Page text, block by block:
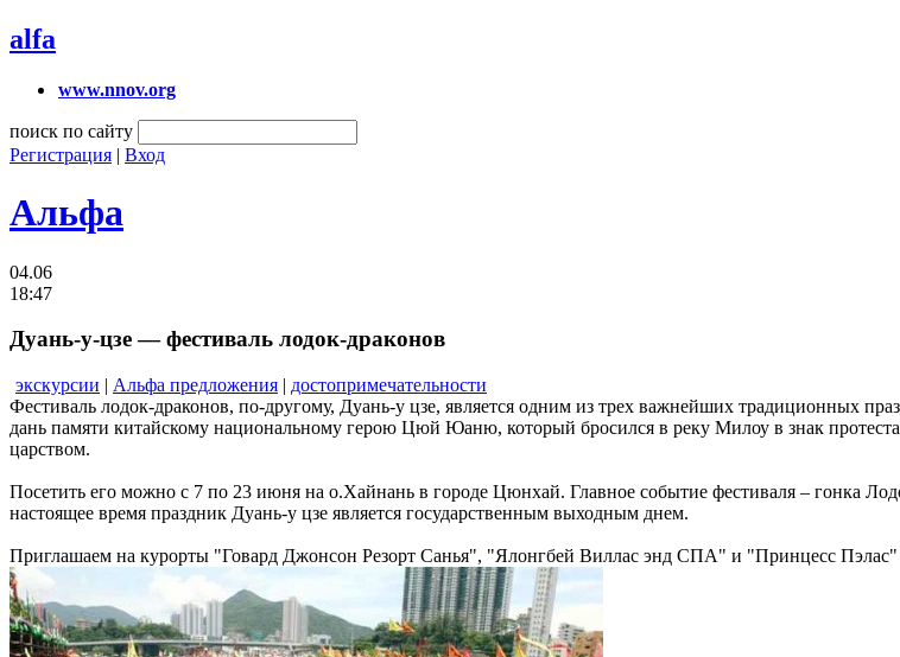
alfa
www.nnov.org
поиск по сайту
Регистрация | Вход
Альфа
04.06
18:47
Дуань-у-цзе — фестиваль лодок-драконов
экскурсии | Альфа предложения | достопримечательности
Фестиваль лодок-драконов, по-другому, Дуань-у цзе, является одним из трех важнейших традиционных
дань памяти китайскому национальному герою Цюй Юаню, который бросился в реку Милоу в знак
царством.
Посетить его можно с 7 по 23 июня на о.Хайнань в городе Цюнхай. Главное событие фестиваля – гонка
настоящее время праздник Дуань-у цзе является государственным выходным днем.
Приглашаем на курорты "Говард Джонсон Резорт Санья", "Ялонгбей Виллас энд СПА" и "Принцесс Пэлас"